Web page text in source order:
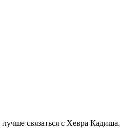
связаться с Хевра Кадиша.